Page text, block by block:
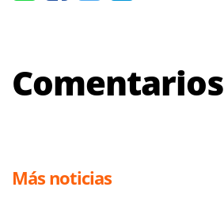
Comentarios
Más noticias